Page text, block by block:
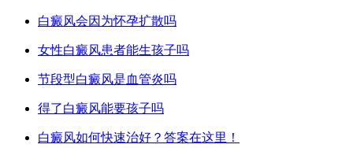
白癜风会因为怀孕扩散吗
女性白癜风患者能生孩子吗
节段型白癜风是血管炎吗
得了白癜风能要孩子吗
白癜风如何快速治好？答案在这里！